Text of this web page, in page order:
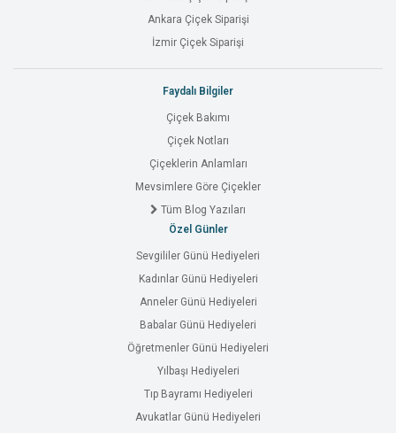
Ankara Çiçek Siparişi
İzmir Çiçek Siparişi
Faydalı Bilgiler
Çiçek Bakımı
Çiçek Notları
Çiçeklerin Anlamları
Mevsimlere Göre Çiçekler
Tüm Blog Yazıları
Özel Günler
Sevgililer Günü Hediyeleri
Kadınlar Günü Hediyeleri
Anneler Günü Hediyeleri
Babalar Günü Hediyeleri
Öğretmenler Günü Hediyeleri
Yılbaşı Hediyeleri
Tıp Bayramı Hediyeleri
Avukatlar Günü Hediyeleri